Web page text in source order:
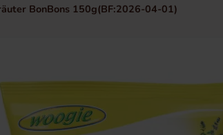
BonBons 150g(BF:2026-04-01)